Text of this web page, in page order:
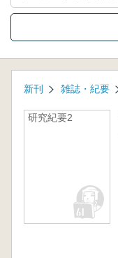
新刊 雑誌・紀要
研究紀要2